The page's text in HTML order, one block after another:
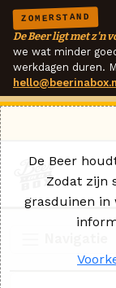
ZOMERSTAND
De Beer ligt met z'n
we wat minder
werkdagen duren.
De Beer
Zodat zijn
grasduinen in